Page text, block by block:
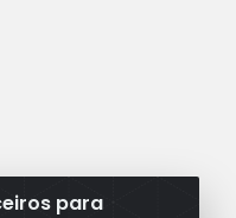
para